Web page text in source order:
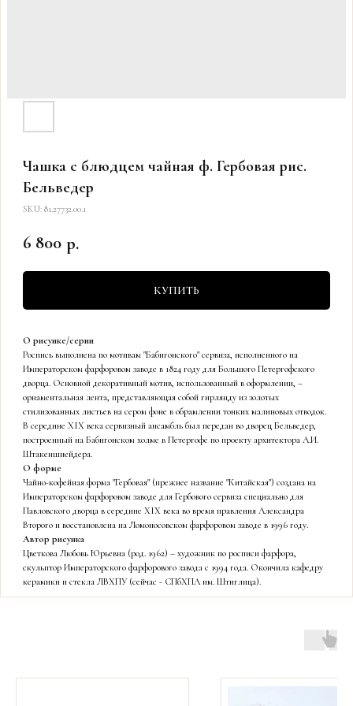
Чашка с блюдцем чайная ф. Гербовая рис.
Бельведер
SKU: 81.27732.00.1
6 800 р.
КУПИТЬ
О рисунке/серии
Роспись выполнена по мотивам "Бабигонского" сервиза, исполненного на
Императорском фарфоровом заводе в 1824 году для Большого Петергофского
дворца. Основной декоративный мотив, использованный в оформлении, –
орнаментальная лента, представляющая собой гирлянду из золотых
стилизованных листьев на сером фоне в обрамлении тонких малиновых отводок.
В середине XIX века сервизный ансамбль был передан во дворец Бельведер,
построенный на Бабигонском холме в Петергофе по проекту архитектора А.И.
Штакеншнейдера.
О форме
Чайно-кофейная форма "Гербовая" (прежнее название "Китайская") создана на
Императорском фарфоровом заводе для Гербового сервиза специально для
Павловского дворца в середине XIX века во время правления Александра
Второго и восстановлена на Ломоносовском фарфоровом заводе в 1996 году.
Автор рисунка
Цветкова Любовь Юрьевна (род. 1962) – художник по росписи фарфора,
скульптор Императорского фарфорового завода с 1994 года. Окончила кафедру
керамики и стекла ЛВХПУ (сейчас - СПбХПА им. Штиглица).